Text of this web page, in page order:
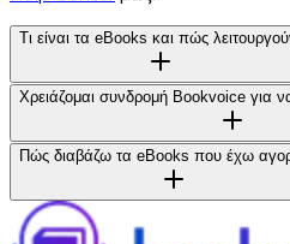
Τι είναι τα eBooks και πώς
Χρειάζομαι συνδρομή Bookvoice για
Πώς διαβάζω τα eBooks που έχω